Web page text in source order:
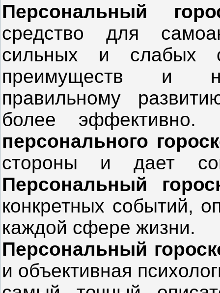
Персональный
средство для
сильных и слабых
преимуществ и
правильному
более
персонального
стороны и дает
Персональный
конкретных событий,
каждой сфере жизни.
Персональный
и объективная